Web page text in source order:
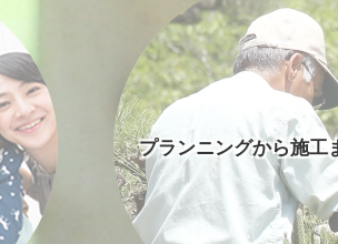
プランニングから施工